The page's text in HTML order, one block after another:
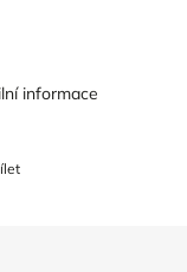
informace